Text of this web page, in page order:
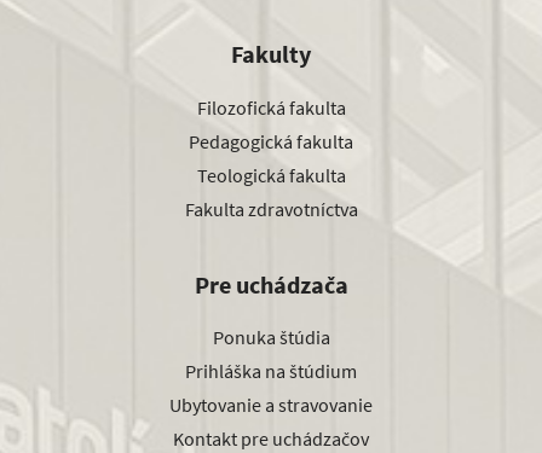
Fakulty
Filozofická fakulta
Pedagogická fakulta
Teologická fakulta
Fakulta zdravotníctva
Pre uchádzača
Ponuka štúdia
Prihláška na štúdium
Ubytovanie a stravovanie
Kontakt pre uchádzačov